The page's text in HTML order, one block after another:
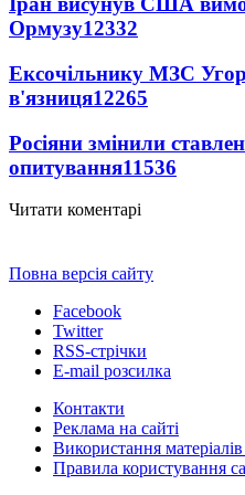
Ормузу12332
Ексочільнику МЗС
в'язниця12265
Росіяни змінили
опитування11536
Читати коментарі
Повна версія сайту
Facebook
Twitter
RSS-стрічки
E-mail розсилка
Контакти
Реклама на сайті
Використання
Правила користування